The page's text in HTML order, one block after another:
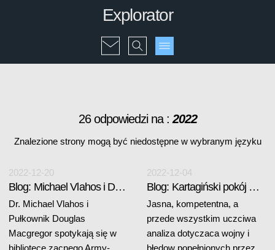
Explorator
26 odpowiedzi na : 2022
Znalezione strony mogą być niedostępne w wybranym języku
2022-12-20
Blog: Michael Vlahos i Douglas Magcregor
Dr. Michael Vlahos i
Pułkownik Douglas
Macgregor spotykają się w
bibliotece zacnego Army-
2022-12-04
Blog: Kartagiński pokój Waszyngtonu
Jasna, kompetentna, a
przede wszystkim uczciwa
analiza dotyczaca wojny i
błędow popełnionych przez